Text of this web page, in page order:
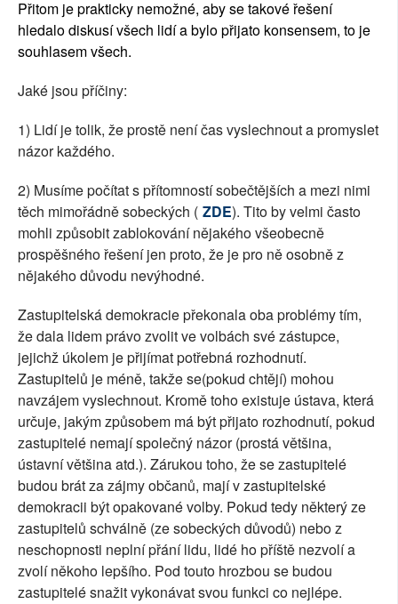
Přitom je prakticky nemožné, aby se takové řešení
hledalo diskusí všech lidí a bylo přijato konsensem, to je
souhlasem všech.
Jaké jsou příčiny:
1) Lidí je tolik, že prostě není čas vyslechnout a promyslet
názor každého.
2) Musíme počítat s přítomností sobečtějších a mezi nimi
těch mimořádně sobeckých ( ZDE). Tito by velmi často
mohli způsobit zablokování nějakého všeobecně
prospěšného řešení jen proto, že je pro ně osobně z
nějakého důvodu nevýhodné.
Zastupitelská demokracie překonala oba problémy tím,
že dala lidem právo zvolit ve volbách své zástupce,
jejichž úkolem je přijímat potřebná rozhodnutí.
Zastupitelů je méně, takže se(pokud chtějí) mohou
navzájem vyslechnout. Kromě toho existuje ústava, která
určuje, jakým způsobem má být přijato rozhodnutí, pokud
zastupitelé nemají společný názor (prostá většina,
ústavní většina atd.). Zárukou toho, že se zastupitelé
budou brát za zájmy občanů, mají v zastupitelské
demokracii být opakované volby. Pokud tedy některý ze
zastupitelů schválně (ze sobeckých důvodů) nebo z
neschopnosti neplní přání lidu, lidé ho příště nezvolí a
zvolí někoho lepšího. Pod touto hrozbou se budou
zastupitelé snažit vykonávat svou funkci co nejlépe.